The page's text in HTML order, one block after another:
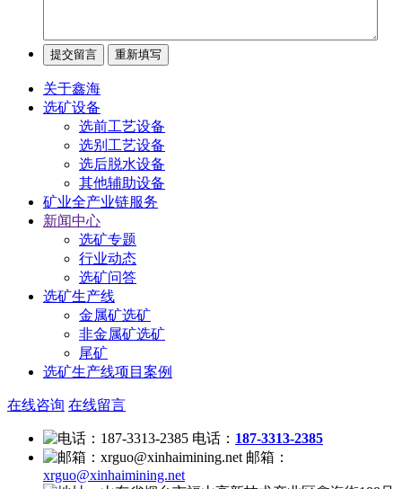
关于鑫海
选矿设备
选前工艺设备
选别工艺设备
选后脱水设备
其他辅助设备
矿业全产业链服务
新闻中心
选矿专题
行业动态
选矿问答
选矿生产线
金属矿选矿
非金属矿选矿
尾矿
选矿生产线项目案例
在线咨询 在线留言
电话： 187-3313-2385
邮箱：
xrguo@xinhaimining.net